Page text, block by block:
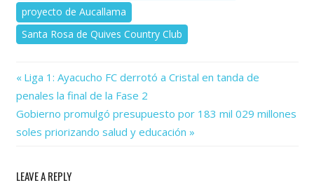
proyecto de Aucallama
Santa Rosa de Quives Country Club
Navegación
de
entradas
Previous
Post:
Liga 1: Ayacucho FC derrotó a Cristal en tanda de
penales la final de la Fase 2
Next
Post:
Gobierno promulgó presupuesto por 183 mil 029 millones
soles priorizando salud y educación
LEAVE A REPLY